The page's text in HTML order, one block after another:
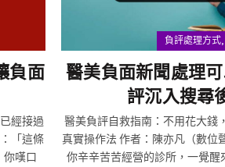
負面
「這條
你嘆口
負評處理方式,
醫美負面新聞處理
評沉入搜尋
醫美負評自救指南：不用花大錢
真實操作法 作者：陳亦凡（數位聲譽管理顧問，前醫美行銷長） 當
你辛辛苦苦經營的診所，一覺醒